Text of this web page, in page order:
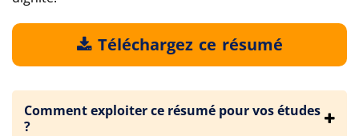
Téléchargez ce résumé
Comment exploiter ce résumé pour vos études
?